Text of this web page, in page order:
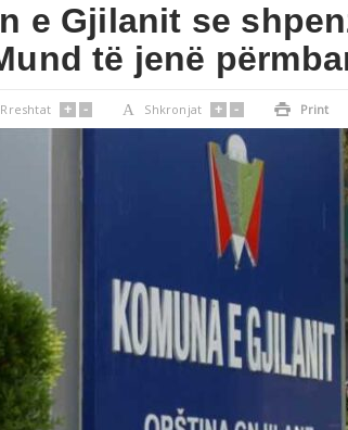
e Gjilanit se
të jenë
Rreshtat + - A Shkronjat + -  Print